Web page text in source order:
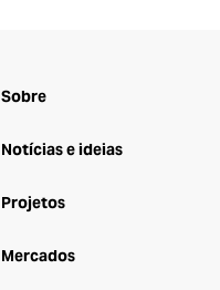
Sobre
Notícias e ideias
Projetos
Mercados